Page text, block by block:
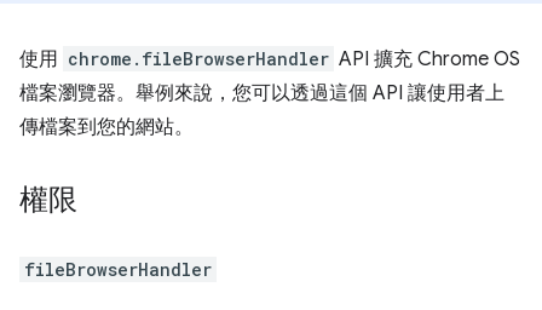
使用 chrome.fileBrowserHandler API 擴充 Chrome OS
檔案瀏覽器。舉例來說，您可以透過這個 API 讓使用者上
傳檔案到您的網站。
權限
fileBrowserHandler